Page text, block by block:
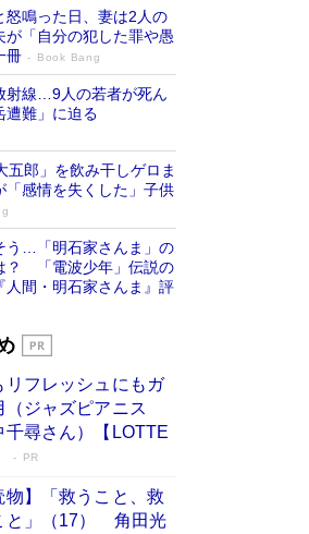
怒鳴った日、妻は2人の
「自分の犯した罪や愚
冊
Book Bang
射線…9人の若者が死ん
遭難」に迫る
五郎」を飲み干しゲロま
感情を失くした」子供
う…「明石家さんま」の
？ 「電波少年」伝説の
人間・明石家さんま』評
、褒めたらもっと伸
への考え方を明か
である」原作者が抱き
自己憐憫は描きたくな
わったこと（後編） #
リフレッシュにもガ
（ジャズピアニス
尋さん）【LOTTE
PR
物】「救うこと、救
と」（17） 角田光